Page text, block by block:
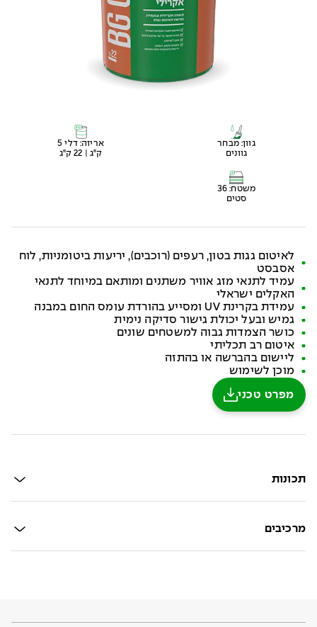
גוון: מבחר
גוונים
אריזה: דלי 5
ק"ג | 22 ק"ג
משטח: 36
סטים
לאיטום גגות בטון, רעפים (רוכבים), יריעות ביטומניות, לוח
אסבסט
עמיד לתנאי מזג אוויר משתנים ומותאם במיוחד לתנאי
האקלים ישראלי
עמידת בקרינת UV ומסייע בהורדת עומס החום במבנה
גמיש ובעל יכולת גישור סדיקה נימית
כושר הצמדות גבוה למשטחים שונים
איטום רב תכליתי
ליישום בהברשה או בהתזה
מוכן לשימוש
מפרט טכני
תכונות
מרכיבים